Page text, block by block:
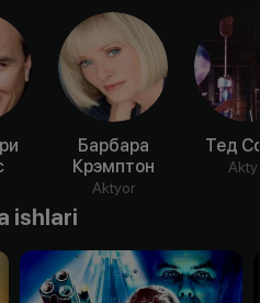
Барбара
Крэмптон
Aktyor
Тед
ishlari